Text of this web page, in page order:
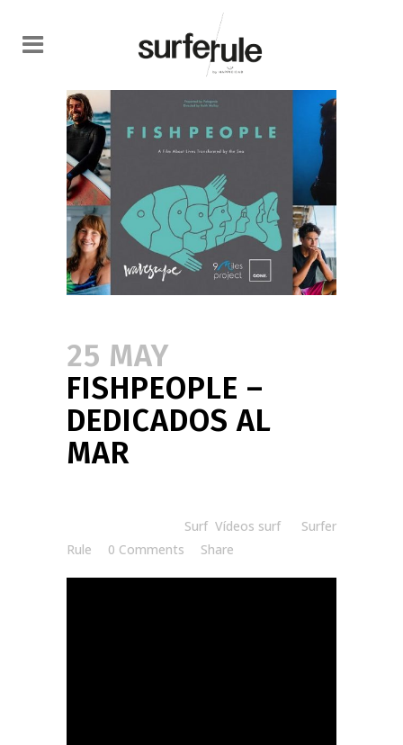
25 MAY
FISHPEOPLE –
DEDICADOS AL
MAR
Surf Vídeos surf
Surfer
Rule
0 Comments Share